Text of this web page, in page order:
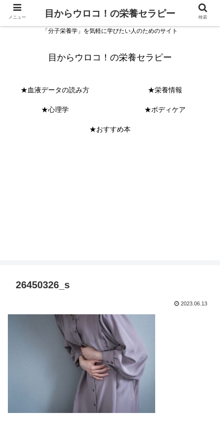
「分子栄養学」を気軽に学びたい人のためのサイト
目からウロコ！の栄養セラピー
★血液データの読み方 ★栄養情報
★心理学 ★ボディケア
★おすすめ本
26450326_s
2023.06.13
メニュー 目からウロコ！の栄養セラピー 検索